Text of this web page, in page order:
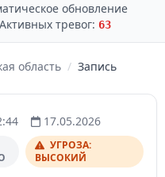
обновление
Активных тревог: 63
область / Запись
17.05.2026
УГРОЗА:
ВЫСОКИЙ